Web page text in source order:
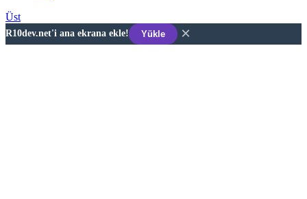
Üst
R10dev.net'i ana ekrana ekle! Yükle ×